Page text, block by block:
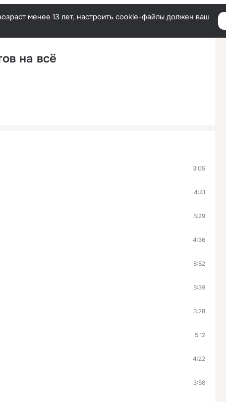
менее 13 лет, настроить cookie-файлы должен ваш
на всё
3:05
4:41
5:29
4:36
5:52
5:39
3:28
5:12
4:22
3:58